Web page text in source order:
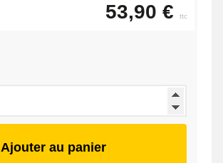
53,90 € ttc
Ajouter au panier